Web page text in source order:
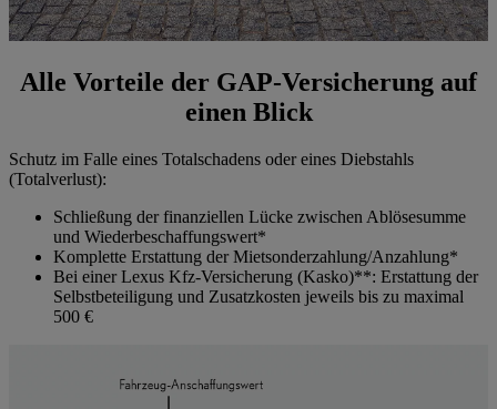
Alle Vorteile der GAP-Versicherung auf
einen Blick
Schutz im Falle eines Totalschadens oder eines Diebstahls
(Totalverlust):
Schließung der finanziellen Lücke zwischen Ablösesumme
und Wiederbeschaffungswert*
Komplette Erstattung der Mietsonderzahlung/Anzahlung*
Bei einer Lexus Kfz-Versicherung (Kasko)**: Erstattung der
Selbstbeteiligung und Zusatzkosten jeweils bis zu maximal
500 €